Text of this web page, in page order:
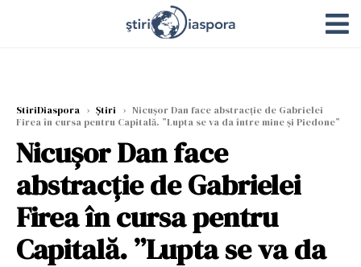
StiriDiaspora › Știri › Nicușor Dan face abstracție de Gabrielei
Firea în cursa pentru Capitală. ”Lupta se va da între mine și Piedone”
Nicușor Dan face
abstracție de Gabrielei
Firea în cursa pentru
Capitală. ”Lupta se va da